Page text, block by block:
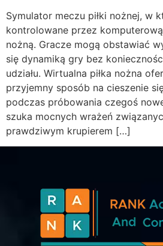
Symulator meczu piłki nożnej, w
kontrolowane przez
nożną. Gracze mogą obstawiać
się dynamiką gry bez
udziału. Wirtualna piłka nożna
przyjemny sposób na cieszenie
podczas próbowania czegoś
szuka mocnych wrażeń
prawdziwym krupierem […]